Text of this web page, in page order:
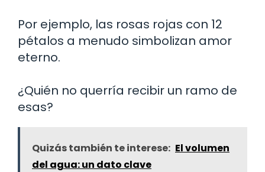
Por ejemplo, las rosas rojas con 12
pétalos a menudo simbolizan amor
eterno.
¿Quién no querría recibir un ramo de
esas?
Quizás también te interese: El volumen
del agua: un dato clave